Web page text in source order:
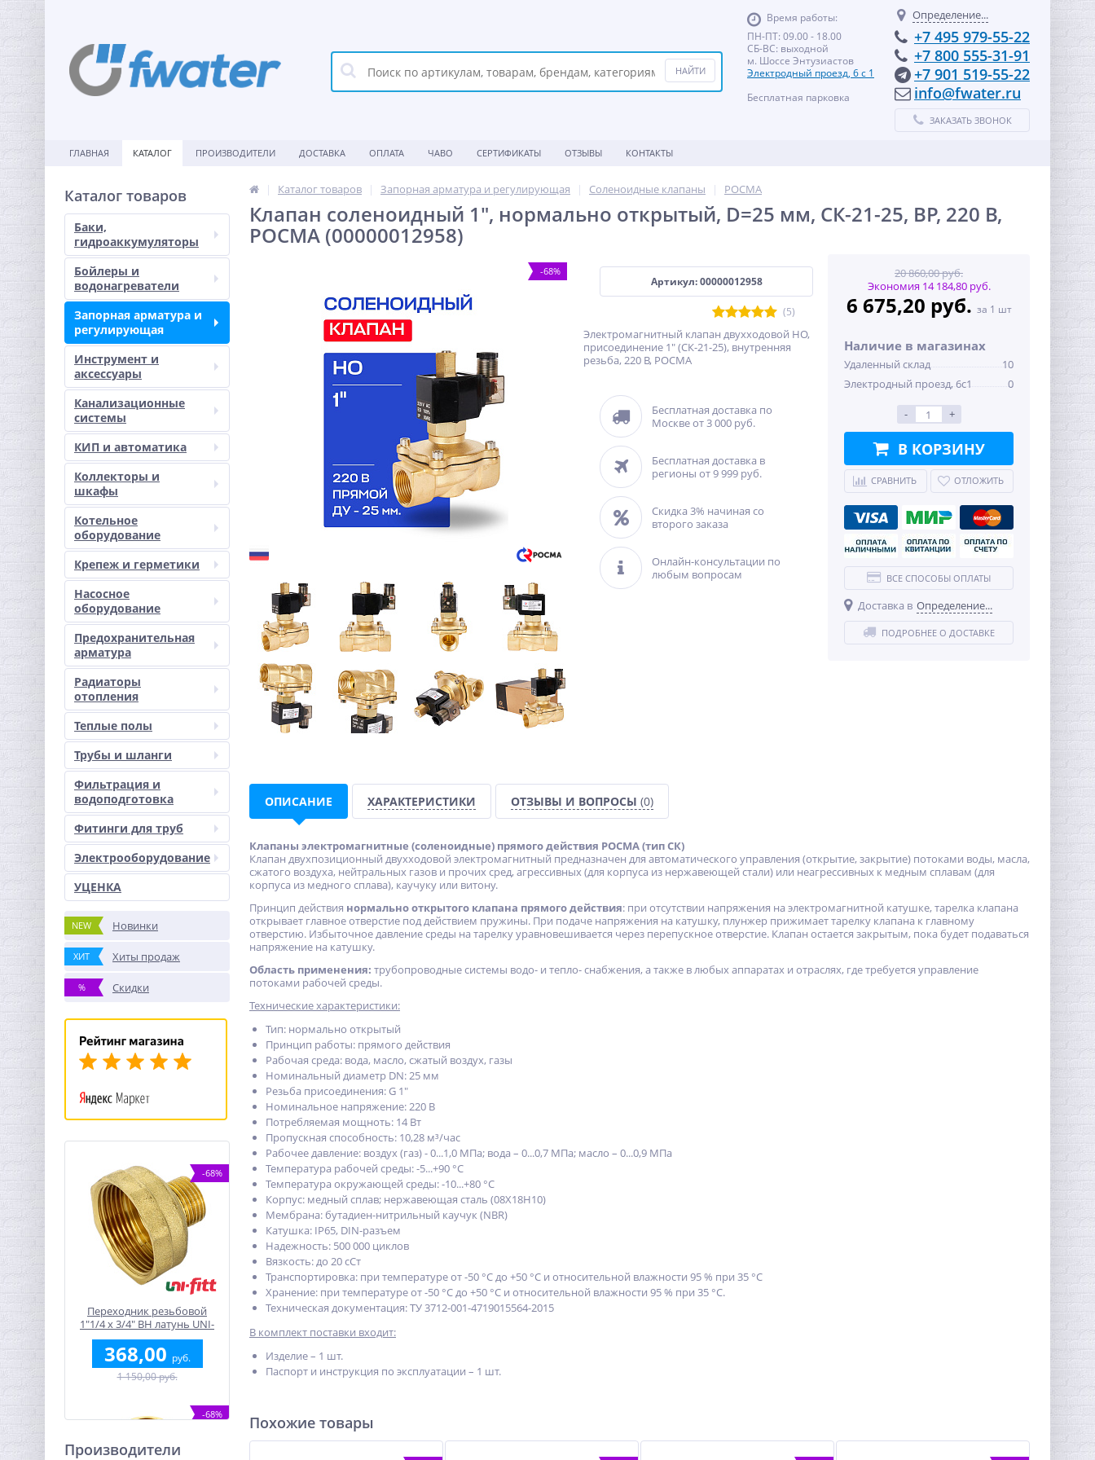
Время работы:
ПН-ПТ: 09.00 - 18.00
СБ-ВС: выходной
м. Шоссе Энтузиастов
Электродный проезд, 6 с 1
Бесплатная парковка
Определение...
+7 495 979-55-22
+7 800 555-31-91
+7 901 519-55-22
info@fwater.ru
ЗАКАЗАТЬ ЗВОНОК
ГЛАВНАЯ КАТАЛОГ ПРОИЗВОДИТЕЛИ ДОСТАВКА ОПЛАТА ЧАВО СЕРТИФИКАТЫ ОТЗЫВЫ КОНТАКТЫ
Каталог товаров
Баки,
гидроаккумуляторы
Бойлеры и
водонагреватели
Запорная арматура и
регулирующая
Инструмент и
аксессуары
Канализационные
системы
КИП и автоматика
Коллекторы и
шкафы
Котельное
оборудование
Крепеж и герметики
Насосное
оборудование
Предохранительная
арматура
Радиаторы
отопления
Теплые полы
Трубы и шланги
Фильтрация и
водоподготовка
Фитинги для труб
Электрооборудование
УЦЕНКА
NEW Новинки
ХИТ Хиты продаж
% Скидки
-68%
Переходник резьбовой
1"1/4 x 3/4" ВН латунь UNI-
FITT
368,00 руб.
1 150,00 руб.
-68%
Производители
Каталог товаров Запорная арматура и регулирующая Соленоидные клапаны РОСМА
Клапан соленоидный 1", нормально открытый, D=25 мм, СК-21-25, ВР, 220 В,
РОСМА (00000012958)
-68%
Артикул: 00000012958
(5)
Электромагнитный клапан двухходовой НО,
присоединение 1" (СК-21-25), внутренняя
резьба, 220 В, РОСМА
Бесплатная доставка по
Москве от 3 000 руб.
Бесплатная доставка в
регионы от 9 999 руб.
Скидка 3% начиная со
второго заказа
Онлайн-консультации по
любым вопросам
20 860,00 руб.
Экономия 14 184,80 руб.
6 675,20 руб. за 1 шт
Наличие в магазинах
Удаленный склад
10
Электродный проезд, 6с1
0
- +
В КОРЗИНУ
СРАВНИТЬ ОТЛОЖИТЬ
ВСЕ СПОСОБЫ ОПЛАТЫ
Доставка в Определение...
ПОДРОБНЕЕ О ДОСТАВКЕ
ОПИСАНИЕ ХАРАКТЕРИСТИКИ ОТЗЫВЫ И ВОПРОСЫ (0)
Клапаны электромагнитные (соленоидные) прямого действия РОСМА (тип СК)
Клапан двухпозиционный двухходовой электромагнитный предназначен для автоматического управления (открытие, закрытие) потоками воды, масла,
сжатого воздуха, нейтральных газов и прочих сред, агрессивных (для корпуса из нержавеющей стали) или неагрессивных к медным сплавам (для
корпуса из медного сплава), каучуку или витону.
Принцип действия нормально открытого клапана прямого действия: при отсутствии напряжения на электромагнитной катушке, тарелка клапана
открывает главное отверстие под действием пружины. При подаче напряжения на катушку, плунжер прижимает тарелку клапана к главному
отверстию. Избыточное давление среды на тарелку уравновешивается через перепускное отверстие. Клапан остается закрытым, пока будет подаваться
напряжение на катушку.
Область применения: трубопроводные системы водо- и тепло- снабжения, а также в любых аппаратах и отраслях, где требуется управление
потоками рабочей среды.
Технические характеристики:
Тип: нормально открытый
Принцип работы: прямого действия
Рабочая среда: вода, масло, сжатый воздух, газы
Номинальный диаметр DN: 25 мм
Резьба присоединения: G 1"
Номинальное напряжение: 220 В
Потребляемая мощноть: 14 Вт
Пропускная способность: 10,28 м³/час
Рабочее давление: воздух (газ) - 0...1,0 МПа; вода – 0...0,7 МПа; масло – 0...0,9 МПа
Температура рабочей среды: -5...+90 °C
Температура окружающей среды: -10...+80 °C
Корпус: медный сплав; нержавеющая сталь (08Х18Н10)
Мембрана: бутадиен-нитрильный каучук (NBR)
Катушка: IP65, DIN-разъем
Надежность: 500 000 циклов
Вязкость: до 20 сСт
Транспортировка: при температуре от -50 °C до +50 °C и относительной влажности 95 % при 35 °С
Хранение: при температуре от -50 °C до +50 °С и относительной влажности 95 % при 35 °С.
Техническая документация: ТУ 3712-001-4719015564-2015
В комплект поставки входит:
Изделие – 1 шт.
Паспорт и инструкция по эксплуатации – 1 шт.
Похожие товары